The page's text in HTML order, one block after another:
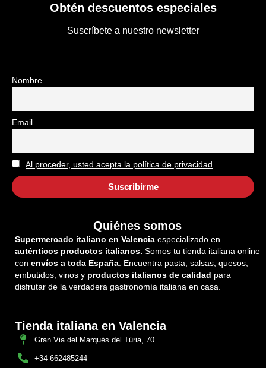
Obtén descuentos especiales
Suscríbete a nuestro newsletter
Nombre
Email
Al proceder, usted acepta la política de privacidad
Quiénes somos
Supermercado italiano en Valencia especializado en
auténticos productos italianos. Somos tu tienda italiana online
con envíos a toda España. Encuentra pasta, salsas, quesos,
embutidos, vinos y productos italianos de calidad para
disfrutar de la verdadera gastronomía italiana en casa.
Tienda italiana en Valencia
Gran Via del Marqués del Túria, 70
+34 662485244